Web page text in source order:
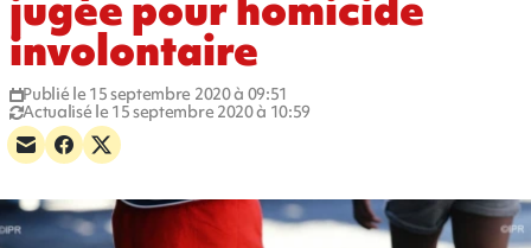
involontaire
Publié le 15 septembre 2020 à 09:51
Actualisé le 15 septembre 2020 à 10:59